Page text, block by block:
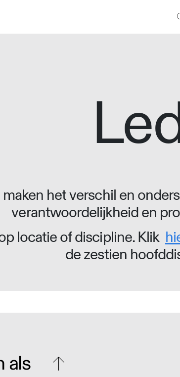
het verschil en
verantwoordelijkheid en
locatie of discipline. Klik
de zestien
als